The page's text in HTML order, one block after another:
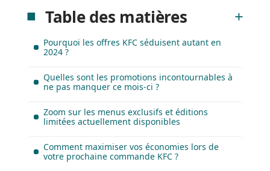
Table des matières
Pourquoi les offres KFC séduisent autant en
2024 ?
Quelles sont les promotions incontournables à
ne pas manquer ce mois-ci ?
Zoom sur les menus exclusifs et éditions
limitées actuellement disponibles
Comment maximiser vos économies lors de
votre prochaine commande KFC ?